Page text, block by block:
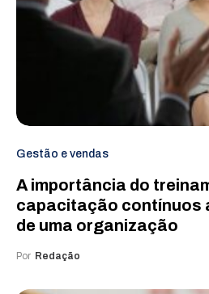
Gestão e vendas
A importância do
capacitação contínuos
de uma organização
Por Redação